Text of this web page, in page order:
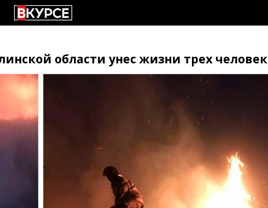
области унес жизни трех человек